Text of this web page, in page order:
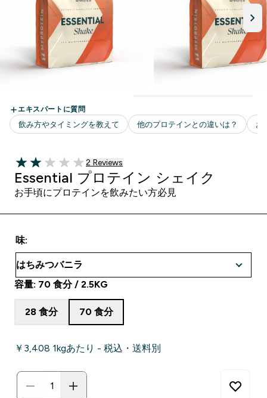
2 out of 5 stars
2 ＋件の口コミ
2 Reviews
Essential プロテイン シェイク
お手頃にプロテインを飲みたい方必見
味:
容量: 70 食分 / 2.5KG
28 食分 70 食分
￥3,408‎ 1kgあたり - 税込・送料別